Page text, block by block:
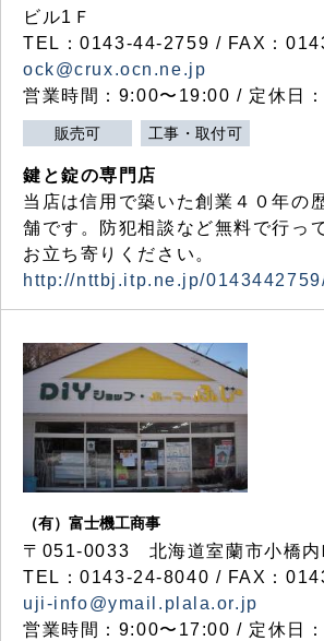
ビル1Ｆ
TEL：0143-44-2759 / FAX：
ock@crux.ocn.ne.jp
営業時間：9:00〜19:00 / 定休日
販売可 工事・取付可
鍵と錠の専門店
当店は信用で築いた創業４０年の
舗です。防犯相談など無料で行っ
お立ち寄りください。
http://nttbj.itp.ne.jp/
（有）富士機工商事
〒051-0033 北海道室蘭市小橋内
TEL：0143-24-8040 / FAX：
uji-info@ymail.plala.or.jp
営業時間：9:00〜17:00 / 定休日